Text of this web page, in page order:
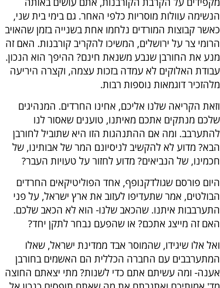
הנשימה עוולות מוסריות כלפי האחר. גם בימי בית שני,
כאשר קבוצות המורדים נלחמו אחת בשנייה בזמן שהאויב
הרומי צר על ירושלים, המשיכו להקריב קורבנות. האם זה
מנע את החורבן שנבע משנאת חינם? ההיפך הוא הנכון.
עבודת האלוקים לא עמדה בזכות עצמה, וקצרה היריעה
מלהזכיר דוגמאות נוספות רבות.
וזאת הקריאה שלנו אליכם, אחינו החרדים. המנהיגים
שלכם מנתקים אתכם מאיתנו, טוענים שאסור לנו
להתערבב. ומה אם ההתנהגות הזו היא שתוביל לחורבן
הבא? מדוע לא להקשיב לניסיונם המר של אבותינו, של
חכמינו, של הנביאים? מדוע לחזור על טעויות העבר?
היום פורסם שגולדקנופף, אחד הפוליטיקאים החרדים
הבולטים, אמר שתעדיפו לעזוב את ארץ ישראל, על פני
התערבבות איתנו. שהכאב שלנו- הוא לא הכאב שלכם.
האם זה מייצג אתכם? או שהפעם נבחר לתקן יחד?
ואל אלו שיגידו, שהמוסר אבד ממדינת ישראל, שאלו
המתערבבים עם החברה הכללית הם האשמים בחורבן
אענה- ומה עשיתם אתם כדי לשנות? מתי יצאתם החוצה